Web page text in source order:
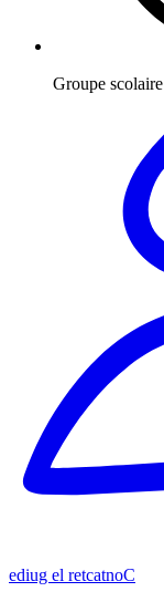
Groupe scolaire
Contacter le guide